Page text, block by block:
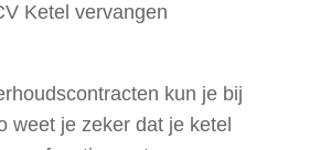
Ketel vervangen
kun je bij
weet je zeker dat je ketel